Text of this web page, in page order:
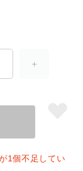
1個不足してい